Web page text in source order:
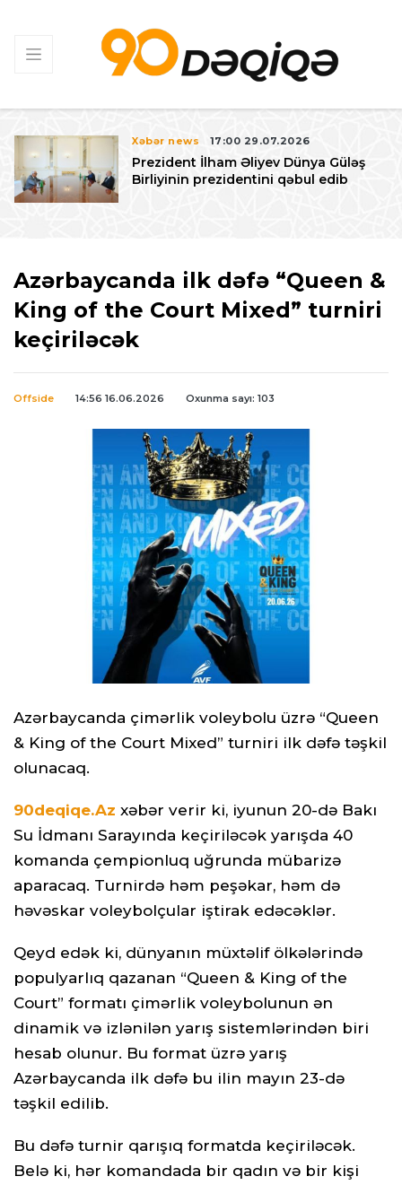
Xəbər news 17:00 29.07.2026
Prezident İlham Əliyev Dünya Güləş
Birliyinin prezidentini qəbul edib
Azərbaycanda ilk dəfə “Queen &
King of the Court Mixed” turniri
keçiriləcək
Offside 14:56 16.06.2026 Oxunma sayı: 103
Azərbaycanda çimərlik voleybolu üzrə “Queen
& King of the Court Mixed” turniri ilk dəfə təşkil
olunacaq.
90deqiqe.Az xəbər verir ki, iyunun 20-də Bakı
Su İdmanı Sarayında keçiriləcək yarışda 40
komanda çempionluq uğrunda mübarizə
aparacaq. Turnirdə həm peşəkar, həm də
həvəskar voleybolçular iştirak edəcəklər.
Qeyd edək ki, dünyanın müxtəlif ölkələrində
populyarlıq qazanan “Queen & King of the
Court” formatı çimərlik voleybolunun ən
dinamik və izlənilən yarış sistemlərindən biri
hesab olunur. Bu format üzrə yarış
Azərbaycanda ilk dəfə bu ilin mayın 23-də
təşkil edilib.
Bu dəfə turnir qarışıq formatda keçiriləcək.
Belə ki, hər komandada bir qadın və bir kişi